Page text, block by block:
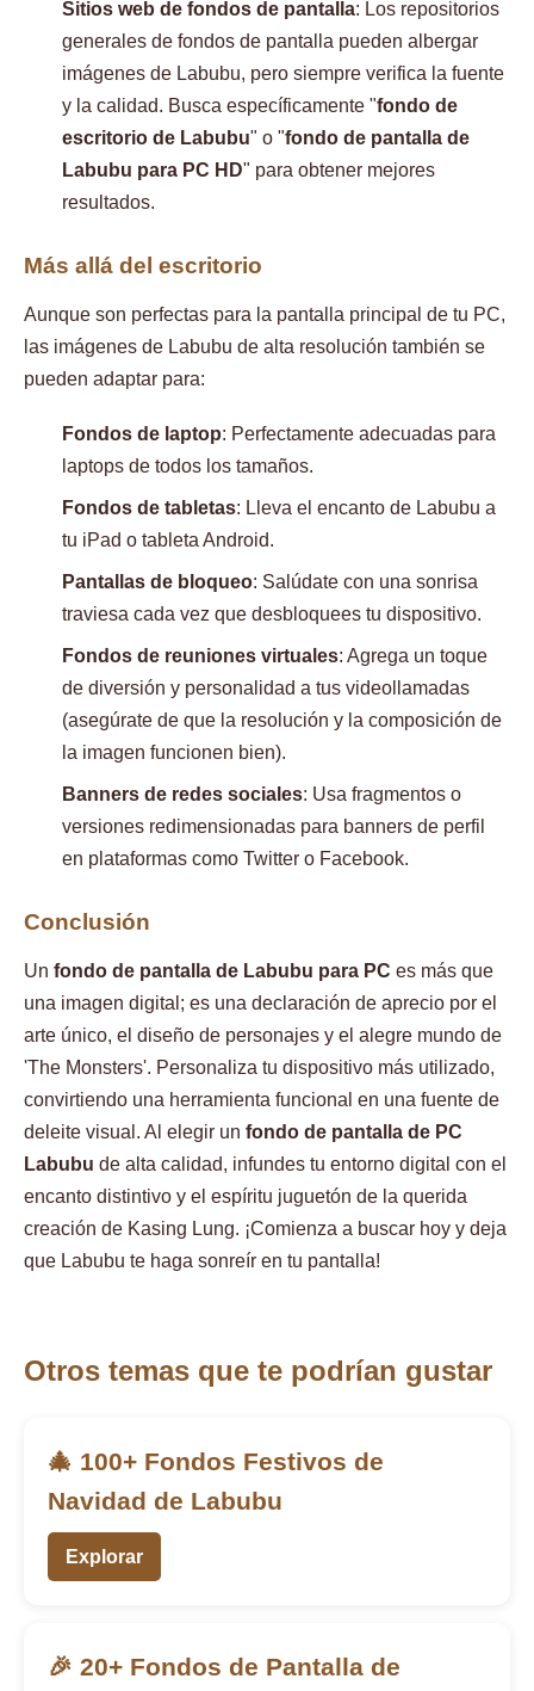
Sitios web de fondos de pantalla: Los repositorios
generales de fondos de pantalla pueden albergar
imágenes de Labubu, pero siempre verifica la fuente
y la calidad. Busca específicamente "fondo de
escritorio de Labubu" o "fondo de pantalla de
Labubu para PC HD" para obtener mejores
resultados.
Más allá del escritorio
Aunque son perfectas para la pantalla principal de tu PC,
las imágenes de Labubu de alta resolución también se
pueden adaptar para:
Fondos de laptop: Perfectamente adecuadas para
laptops de todos los tamaños.
Fondos de tabletas: Lleva el encanto de Labubu a
tu iPad o tableta Android.
Pantallas de bloqueo: Salúdate con una sonrisa
traviesa cada vez que desbloquees tu dispositivo.
Fondos de reuniones virtuales: Agrega un toque
de diversión y personalidad a tus videollamadas
(asegúrate de que la resolución y la composición de
la imagen funcionen bien).
Banners de redes sociales: Usa fragmentos o
versiones redimensionadas para banners de perfil
en plataformas como Twitter o Facebook.
Conclusión
Un fondo de pantalla de Labubu para PC es más que
una imagen digital; es una declaración de aprecio por el
arte único, el diseño de personajes y el alegre mundo de
'The Monsters'. Personaliza tu dispositivo más utilizado,
convirtiendo una herramienta funcional en una fuente de
deleite visual. Al elegir un fondo de pantalla de PC
Labubu de alta calidad, infundes tu entorno digital con el
encanto distintivo y el espíritu juguetón de la querida
creación de Kasing Lung. ¡Comienza a buscar hoy y deja
que Labubu te haga sonreír en tu pantalla!
Otros temas que te podrían gustar
🎄 100+ Fondos Festivos de
Navidad de Labubu
Explorar
🎉 20+ Fondos de Pantalla de